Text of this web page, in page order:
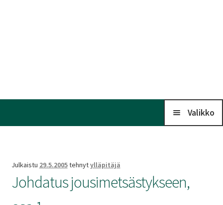
Valikko
Kalenteri
Julkaistu 29.5.2005tehnytylläpitäjä
Johdatus jousimetsästykseen,